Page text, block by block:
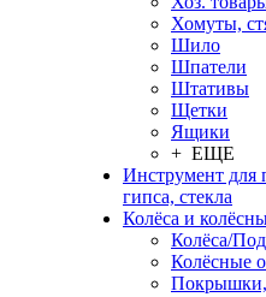
Хомуты,
Шило
Шпатели
Штативы
Щетки
Ящики
+ ЕЩЕ
Инструмент для
гипса, стекла
Колёса и
Колёса/
Колёсные